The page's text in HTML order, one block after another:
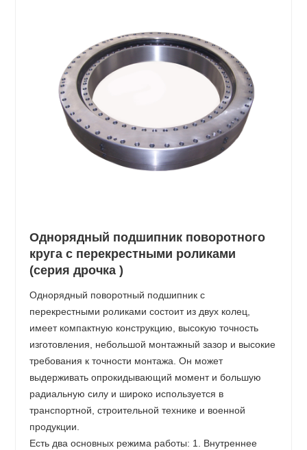
Однорядный подшипник поворотного
круга с перекрестными роликами
(серия дрочка )
Однорядный поворотный подшипник с
перекрестными роликами состоит из двух колец,
имеет компактную конструкцию, высокую точность
изготовления, небольшой монтажный зазор и высокие
требования к точности монтажа. Он может
выдерживать опрокидывающий момент и большую
радиальную силу и широко используется в
транспортной, строительной технике и военной
продукции.
Есть два основных режима работы: 1. Внутреннее